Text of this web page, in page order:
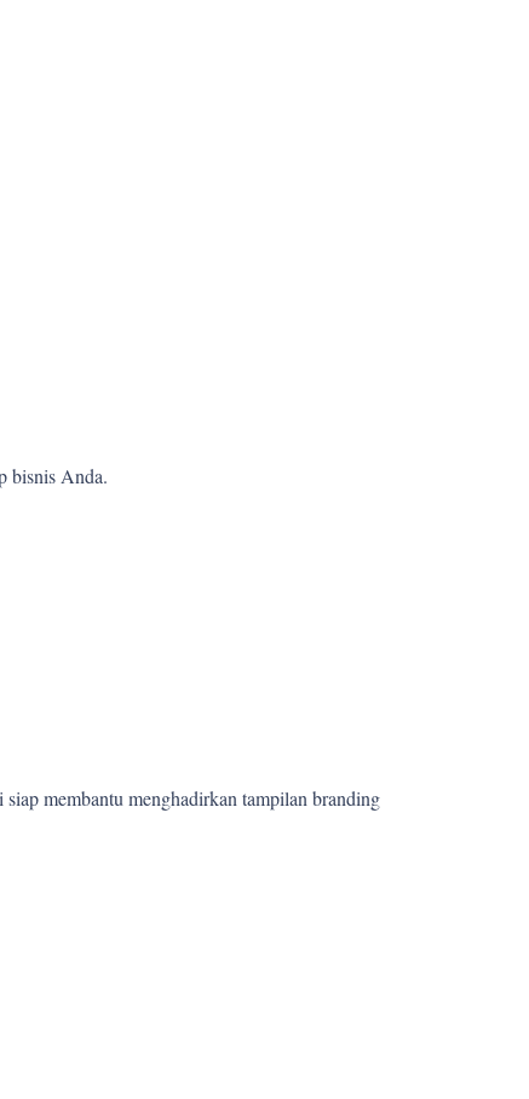
bisnis Anda.
membantu menghadirkan tampilan branding